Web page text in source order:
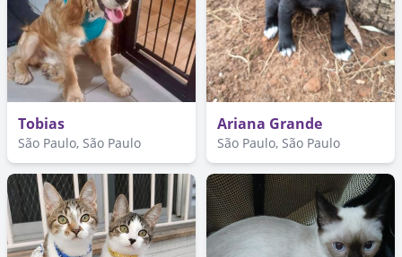
Tobias
São Paulo, São Paulo
Ariana Grande
São Paulo, São Paulo